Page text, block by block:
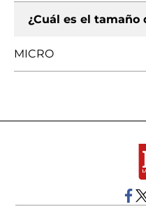
¿Cuál es el tamaño
MICRO